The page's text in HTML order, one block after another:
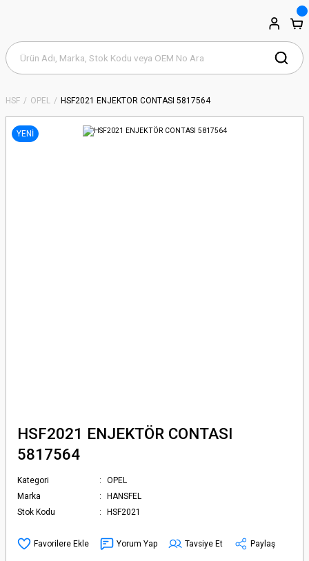
HSF OPEL HSF2021 ENJEKTÖR CONTASI 5817564
YENİ
HSF2021 ENJEKTÖR CONTASI
5817564
Kategori
OPEL
Marka
HANSFEL
Stok Kodu
HSF2021
Yorum Yap Tavsiye Et Paylaş